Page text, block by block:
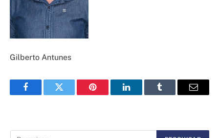
Gilberto Antunes
FacebookTwitter Pinterest LinkedInTumblr Email